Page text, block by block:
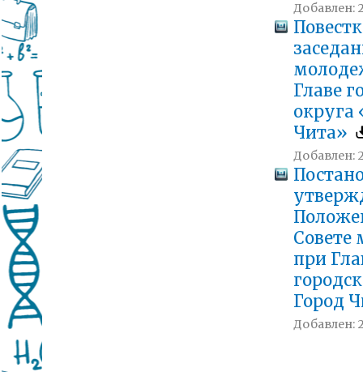
Добавлен:
Главе
округа
Чита»
Добавлен:
Совете
при
Город
Добавлен: